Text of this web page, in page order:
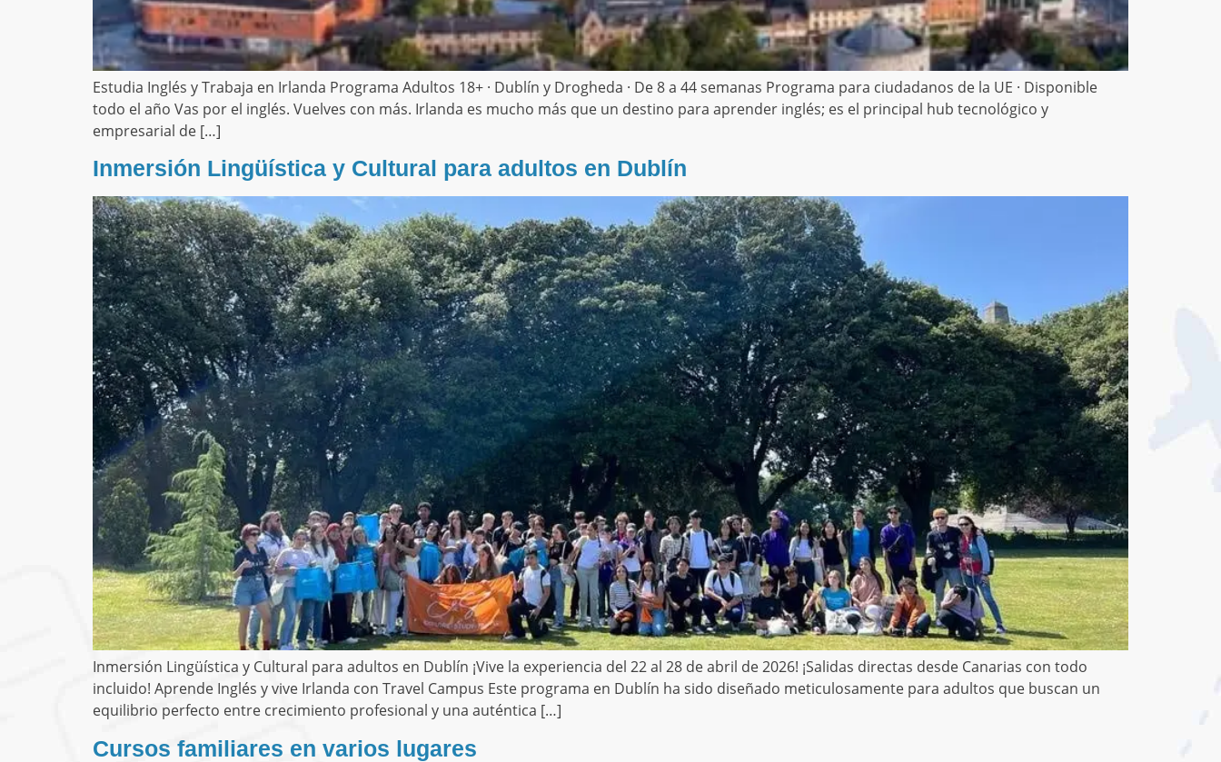
Estudia Inglés y Trabaja en Irlanda Programa Adultos 18+ · Dublín y Drogheda · De 8 a 44 semanas Programa para ciudadanos de la UE · Disponible
todo el año Vas por el inglés. Vuelves con más. Irlanda es mucho más que un destino para aprender inglés; es el principal hub tecnológico y
empresarial de […]
Inmersión Lingüística y Cultural para adultos en Dublín
Inmersión Lingüística y Cultural para adultos en Dublín ¡Vive la experiencia del 22 al 28 de abril de 2026! ¡Salidas directas desde Canarias con todo
incluido! Aprende Inglés y vive Irlanda con Travel Campus Este programa en Dublín ha sido diseñado meticulosamente para adultos que buscan un
equilibrio perfecto entre crecimiento profesional y una auténtica […]
Cursos familiares en varios lugares